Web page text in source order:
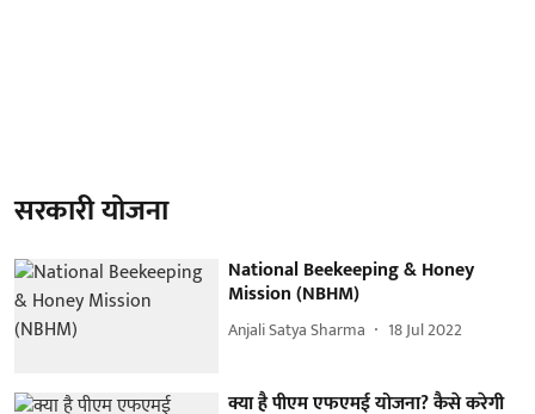
सरकारी योजना
National Beekeeping & Honey
Mission (NBHM)
Anjali Satya Sharma 18 Jul 2022
क्या है पीएम एफएमई योजना? कैसे करेगी